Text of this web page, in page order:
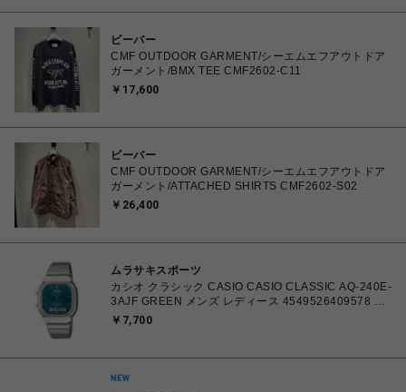
ビーバー
CMF OUTDOOR GARMENT/シーエムエフアウトドア
ガーメント/BMX TEE CMF2602-C11
￥17,600
ビーバー
CMF OUTDOOR GARMENT/シーエムエフアウトドア
ガーメント/ATTACHED SHIRTS CMF2602-S02
￥26,400
ムラサキスポーツ
カシオ クラシック CASIO CASIO CLASSIC AQ-240E-
3AJF GREEN メンズ レディース 4549526409578 腕
￥7,700